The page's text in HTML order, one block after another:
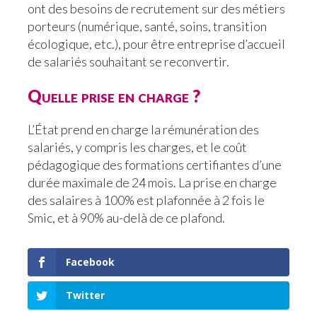
ont des besoins de recrutement sur des métiers
porteurs (numérique, santé, soins, transition
écologique, etc.), pour être entreprise d’accueil
de salariés souhaitant se reconvertir.
Quelle prise en charge ?
L’État prend en charge la rémunération des
salariés, y compris les charges, et le coût
pédagogique des formations certifiantes d’une
durée maximale de 24 mois. La prise en charge
des salaires à 100% est plafonnée à 2 fois le
Smic, et à 90% au-delà de ce plafond.
Facebook
Twitter